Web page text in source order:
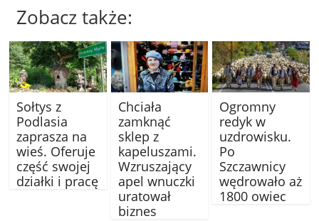
Zobacz także:
Sołtys z
Podlasia
zaprasza na
wieś. Oferuje
część swojej
działki i pracę
Chciała
zamknąć
sklep z
kapeluszami.
Wzruszający
apel wnuczki
uratował
biznes
Ogromny
redyk w
uzdrowisku.
Po
Szczawnicy
wędrowało aż
1800 owiec